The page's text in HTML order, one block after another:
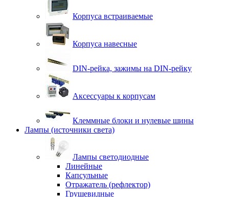
Корпуса встраиваемые
Корпуса навесные
DIN-рейка, зажимы на DIN-рейку
Аксессуары к корпусам
Клеммные блоки и нулевые шины
Лампы (источники света)
Лампы светодиодные
Линейные
Капсульные
Отражатель (рефлектор)
Грушевидные